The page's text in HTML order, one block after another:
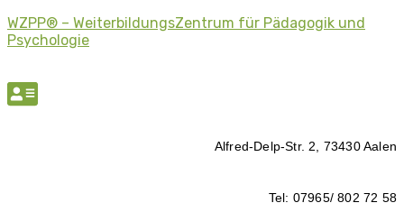
WZPP® – WeiterbildungsZentrum für Pädagogik und
Psychologie
Alfred-Delp-Str. 2, 73430 Aalen
Tel: 07965/ 802 72 58